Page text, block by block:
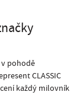
v pohodě
CLASSIC
každý milovník